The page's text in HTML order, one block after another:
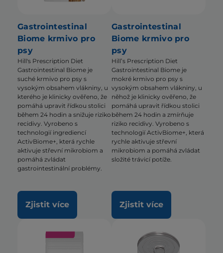
Gastrointestinal
Biome krmivo pro
psy
Hill's Prescription Diet
Gastrointestinal Biome je
suché krmivo pro psy s
vysokým obsahem vlákniny, u
kterého je klinicky ověřeno, že
pomáhá upravit řídkou stolici
během 24 hodin a snižuje riziko
recidivy. Vyrobeno s
technologií ingrediencí
ActivBiome+, která rychle
aktivuje střevní mikrobiom a
pomáhá zvládat
gastrointestinální problémy.
Zjistit více
Gastrointestinal
Biome krmivo pro
psy
Hill’s Prescription Diet
Gastrointestinal Biome je
mokré krmivo pro psy s
vysokým obsahem vlákniny, u
něhož je klinicky ověřeno, že
pomáhá upravit řídkou stolici
během 24 hodin a zmírňuje
riziko recidivy. Vyrobeno s
technologií ActivBiome+, která
rychle aktivuje střevní
mikrobiom a pomáhá zvládat
složité trávicí potíže.
Zjistit více